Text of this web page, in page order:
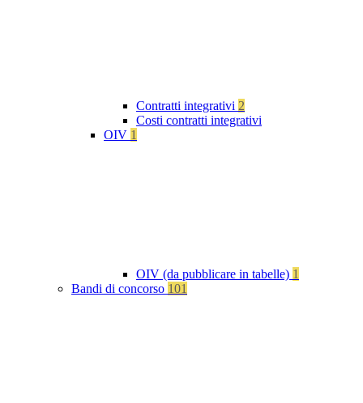
Contratti integrativi 2
Costi contratti integrativi
OIV 1
OIV (da pubblicare in tabelle) 1
Bandi di concorso 101